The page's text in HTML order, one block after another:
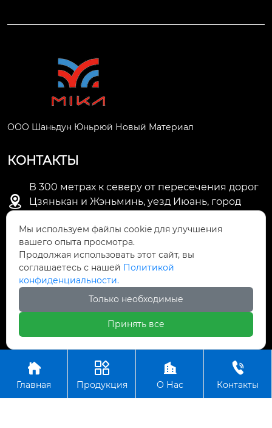
ООО Шаньдун Юньрюй Новый Материал
КОНТАКТЫ

В 300 метрах к северу от пересечения дорог
Цзянькан и Жэньминь, уезд Июань, город
 mike@sdyunrui.com
 +86-533-7863678
 +86-13953957063
Авторское право©ООО Шаньдун Юньрюй Новый
Материал

Главная

Продукция

О Нас

Контакты
Мы используем файлы cookie для улучшения
вашего опыта просмотра.
Продолжая использовать этот сайт, вы
соглашаетесь с нашей Политикой
конфиденциальности.
Только необходимые
Принять все